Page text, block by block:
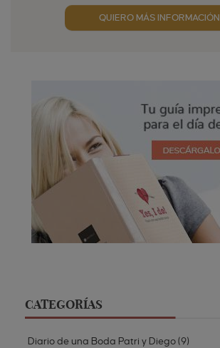
Aceptación publicidad
QUIERO MÁS INFORMACIÓN
CATEGORÍAS
Diario de una Boda Patri y Diego(9)